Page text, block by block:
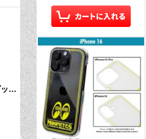
MOONEYES オリジナル ダッシュマット (in Stock!)